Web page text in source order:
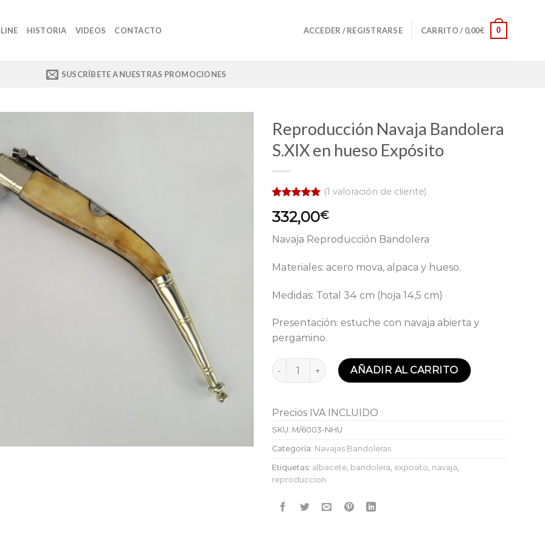
HISTORIA VIDEOS CONTACTO ACCEDER / REGISTRARSE CARRITO / 0,00€ 0
SUSCRÍBETE A NUESTRAS PROMOCIONES
Reproducción Navaja Bandolera
S.XIX en hueso Expósito
con5.00
de 5 en
base a
valoración
cliente
(1 valoración de cliente)
332,00€
Navaja Reproducción Bandolera
Materiales: acero mova, alpaca y hueso.
Medidas: Total 34 cm (hoja 14,5 cm)
Presentación: estuche con navaja abierta y
pergamino.
Reproducción Navaja Bandolera S.XIX en hueso Expósito
AÑADIR AL CARRITO
Precios IVA INCLUIDO
SKU: M/6003-NHU
Categoría: Navajas Bandoleras
Etiquetas: albacete, bandolera, exposito, navaja,
reproduccion